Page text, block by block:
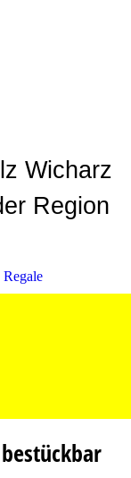
Wicharz
Region